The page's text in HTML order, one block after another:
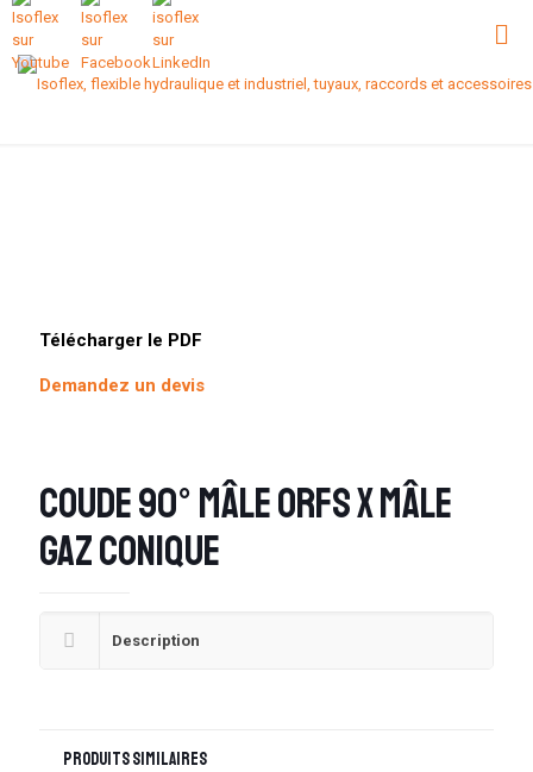
Télécharger le PDF
Demandez un devis
Coude 90° mâle ORFS x mâle
Gaz conique
Description
Produits similaires